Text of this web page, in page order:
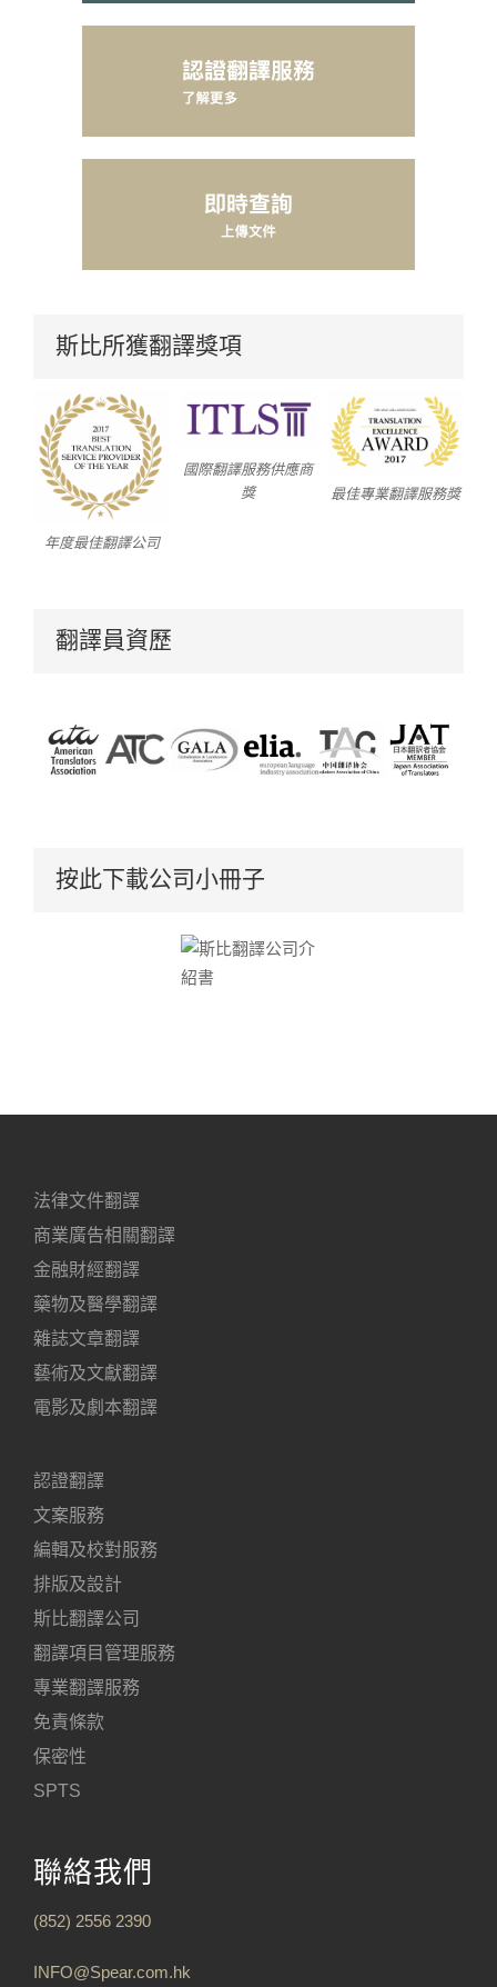
斯比所獲翻譯獎項
年度最佳翻譯公司
國際翻譯服務供應商
獎
最佳專業翻譯服務獎
翻譯員資歷
按此下載公司小冊子
法律文件翻譯
商業廣告相關翻譯
金融財經翻譯
藥物及醫學翻譯
雜誌文章翻譯
藝術及文獻翻譯
電影及劇本翻譯
認證翻譯
文案服務
編輯及校對服務
排版及設計
斯比翻譯公司
翻譯項目管理服務
專業翻譯服務
免責條款
保密性
SPTS
聯絡我們
(852) 2556 2390
INFO@Spear.com.hk